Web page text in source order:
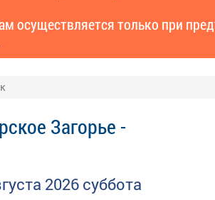
осуществляется только при
Загорье -
2026 суббота